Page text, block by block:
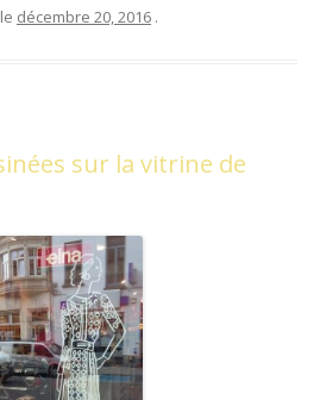
, le décembre 20, 2016 .
sur la vitrine de